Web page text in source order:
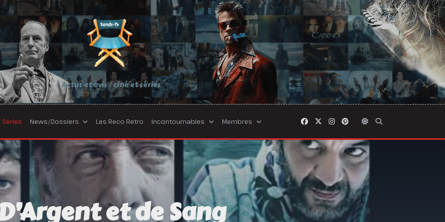
Actus et avis / ciné et séries
Séries News/Dossiers Les Reco Retro Incontournables Membres
et de Sang